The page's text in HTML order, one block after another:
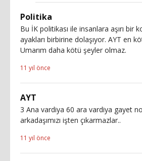
Politika
Bu İK politikası ile insanlara aşırı bir
ayakları birbirine dolaşıyor. AYT en
Umarım daha kötü şeyler olmaz.
11 yıl önce
AYT
3 Ana vardiya 60 ara vardiya gayet
arkadaşımızı işten çıkarmazlar..
11 yıl önce